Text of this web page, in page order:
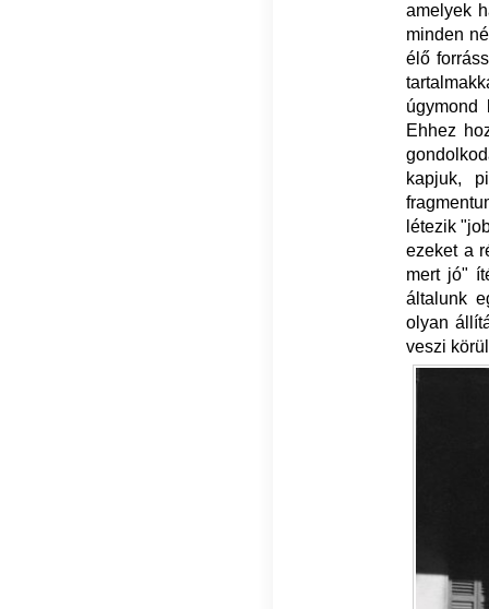
amelyek
minden
élő
úgymond
Ehhez
kapjuk,
létezik
ezeket a
mert jó"
általunk
olyan
veszi